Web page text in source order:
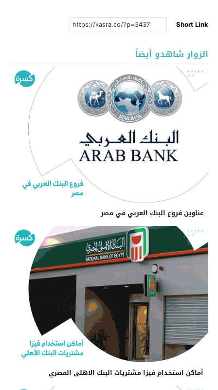
Short Link
الزوار شاهدو أيضاً
عناوين فروع البنك العربي في مصر
أماكن استخدام فيزا مشتريات البنك الاهلى المصري